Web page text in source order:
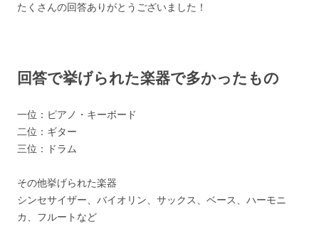
たくさんの回答ありがとうございました！
回答で挙げられた楽器で多かったもの
一位：ピアノ・キーボード
二位：ギター
三位：ドラム
その他挙げられた楽器
シンセサイザー、バイオリン、サックス、ベース、ハーモニ
カ、フルートなど